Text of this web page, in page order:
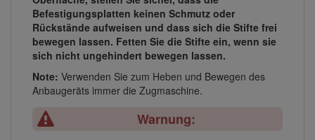
Befestigungsplatten keinen Schmutz oder
Rückstände aufweisen und dass sich die Stifte frei
bewegen lassen. Fetten Sie die Stifte ein, wenn sie
sich nicht ungehindert bewegen lassen.
Note: Verwenden Sie zum Heben und Bewegen des
Anbaugeräts immer die Zugmaschine.
Warnung: